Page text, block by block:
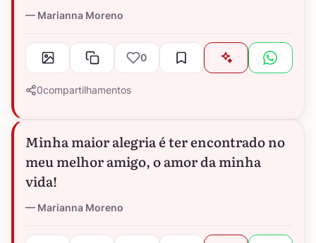
Marianna Moreno
0
0compartilhamentos
Minha maior alegria é ter encontrado no
meu melhor amigo, o amor da minha
vida!
Marianna Moreno